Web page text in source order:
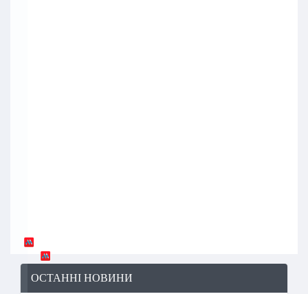
ОСТАННІ НОВИНИ